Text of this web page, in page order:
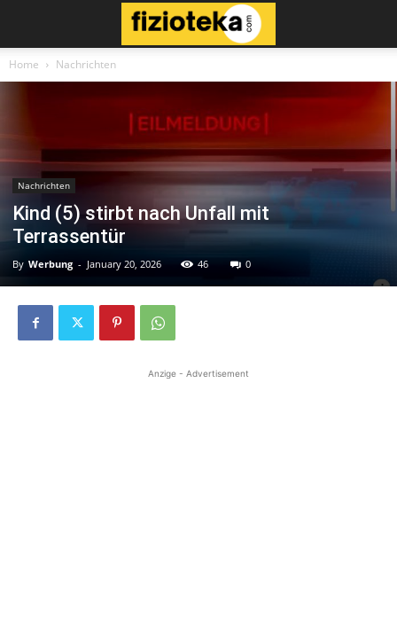
Home Nachrichten
Nachrichten
Kind (5) stirbt nach Unfall mit
Terrassentür
By Werbung - January 20, 2026 46 0
Anzige - Advertisement